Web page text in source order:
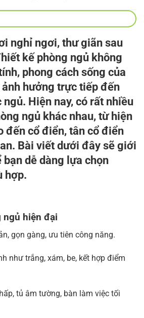
nghỉ ngơi, thư giãn sau
kế phòng ngủ không
phong cách sống của
hưởng trực tiếp đến
Hiện nay, có rất nhiều
ngủ khác nhau, từ hiện
đến cổ điển, tân cổ điển
Bài viết dưới đây sẽ giới
dễ dàng lựa chọn
hợp.
ngủ hiện đại
gọn gàng, ưu tiên công năng.
như trắng, xám, be, kết hợp điểm
tủ âm tường, bàn làm việc tối